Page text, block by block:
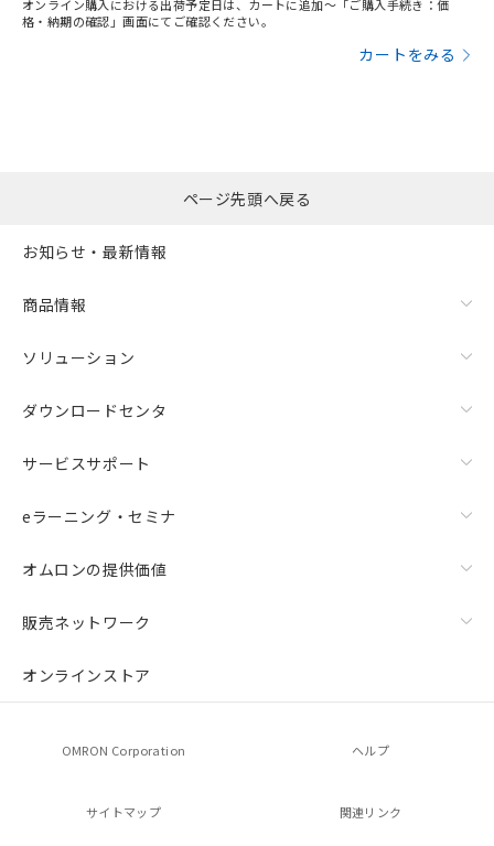
オンライン購入における出荷予定日は、カートに追加～「ご購入手続き：価
格・納期の確認」画面にてご確認ください。
カートをみる
ページ先頭へ戻る
お知らせ・最新情報
商品情報
ソリューション
ダウンロードセンタ
サービスサポート
eラーニング・セミナ
オムロンの提供価値
販売ネットワーク
オンラインストア
OMRON Corporation ヘルプ
サイトマップ 関連リンク